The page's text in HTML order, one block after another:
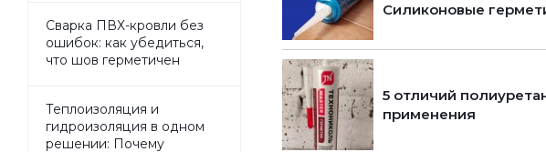
Силиконовые
5 отличий
применения
Сварка ПВХ-кровли без
ошибок: как убедиться,
что шов герметичен
Теплоизоляция и
гидроизоляция в одном
решении: Почему